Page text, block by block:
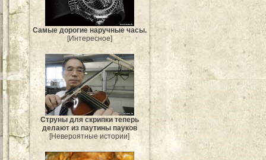
Самые дорогие наручные часы.
[Интересное]
Струны для скрипки теперь
делают из паутины пауков
[Невероятные истории]